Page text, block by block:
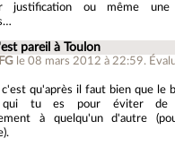
justification ou même
pareil à Toulon
le 08 mars 2012 à 22:59.
c'est qu'après il faut bien que le
qui tu es pour éviter de
à quelqu'un d'autre